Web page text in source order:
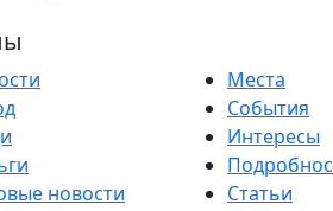
новости
Места
События
Интересы
Статьи